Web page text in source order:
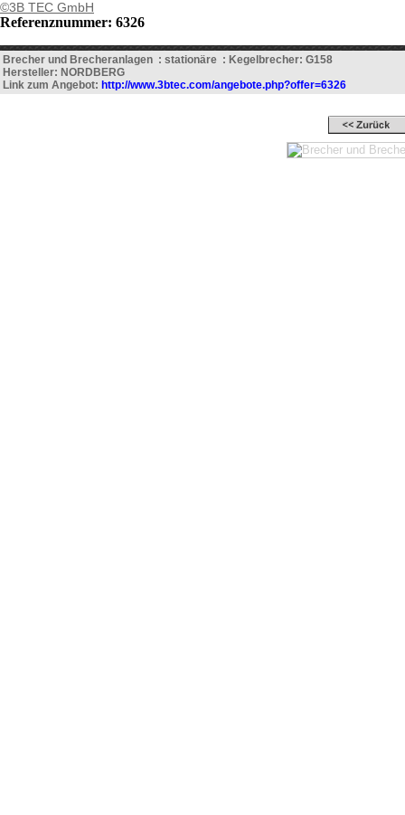
©3B TEC GmbH
Referenznummer: 6326
Brecher und Brecheranlagen : stationäre : Kegelbrecher: G158
Hersteller: NORDBERG
Link zum Angebot: http://www.3btec.com/angebote.php?offer=6326